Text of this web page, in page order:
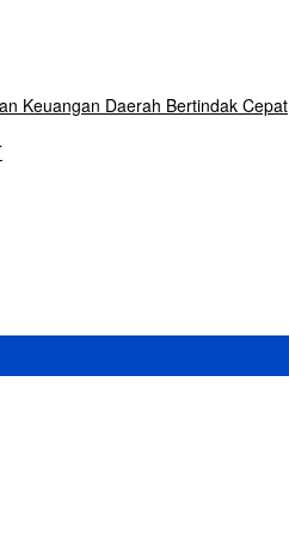
Keuangan Daerah Bertindak Cepat